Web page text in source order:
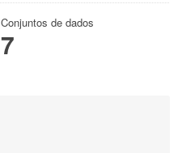
Conjuntos de dados
7